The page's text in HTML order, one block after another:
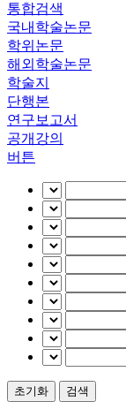
통합검색
국내학술논문
학위논문
해외학술논문
학술지
단행본
연구보고서
공개강의
버튼